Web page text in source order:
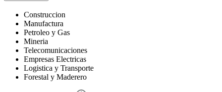
Construccion
Manufactura
Petroleo y Gas
Mineria
Telecomunicaciones
Empresas Electricas
Logistica y Transporte
Forestal y Maderero